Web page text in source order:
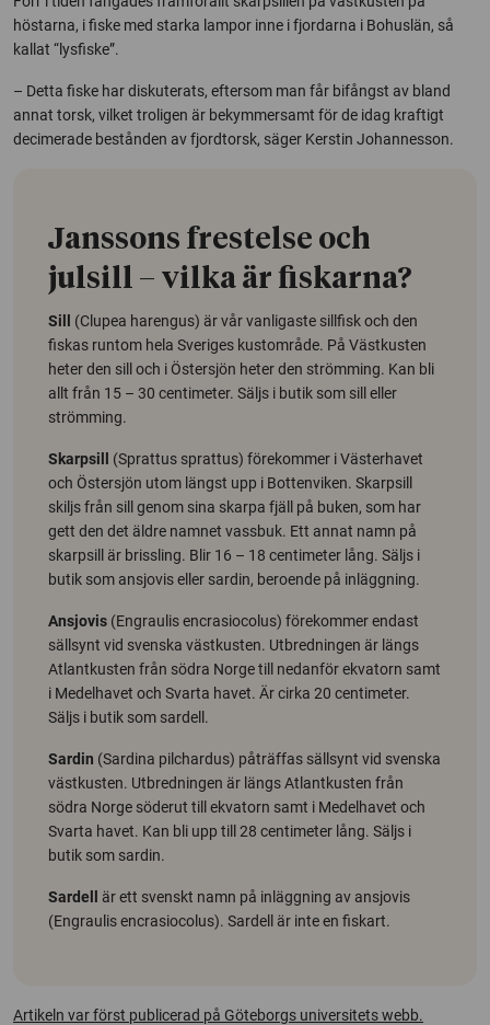
höstarna, i fiske med starka lampor inne i fjordarna i Bohuslän, så
kallat “lysfiske”.
– Detta fiske har diskuterats, eftersom man får bifångst av bland
annat torsk, vilket troligen är bekymmersamt för de idag kraftigt
decimerade bestånden av fjordtorsk, säger Kerstin Johannesson.
Janssons frestelse och
julsill – vilka är fiskarna?
Sill
(Clupea harengus) är vår vanligaste sillfisk och den
fiskas runtom hela Sveriges kustområde. På Västkusten
heter den sill och i Östersjön heter den strömming. Kan bli
allt från 15 – 30 centimeter. Säljs i butik som sill eller
strömming.
Skarpsill
(Sprattus sprattus) förekommer i Västerhavet
och Östersjön utom längst upp i Bottenviken. Skarpsill
skiljs från sill genom sina skarpa fjäll på buken, som har
gett den det äldre namnet vassbuk. Ett annat namn på
skarpsill är brissling. Blir 16 – 18 centimeter lång. Säljs i
butik som ansjovis eller sardin, beroende på inläggning.
Ansjovis (Engraulis encrasiocolus) förekommer endast
sällsynt vid svenska västkusten. Utbredningen är längs
Atlantkusten från södra Norge till nedanför ekvatorn samt
i Medelhavet och Svarta havet. Är cirka 20 centimeter.
Säljs i butik som sardell.
Sardin (Sardina pilchardus) påträffas sällsynt vid svenska
västkusten. Utbredningen är längs Atlantkusten från
södra Norge söderut till ekvatorn samt i Medelhavet och
Svarta havet. Kan bli upp till 28 centimeter lång. Säljs i
butik som sardin.
Sardell
är ett svenskt namn på inläggning av ansjovis
(Engraulis encrasiocolus). Sardell är inte en fiskart.
Artikeln var först publicerad på Göteborgs universitets webb.